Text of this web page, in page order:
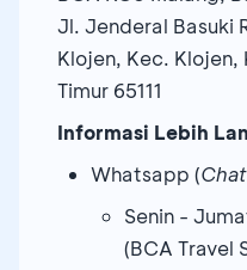
Jl. Jenderal Basuki
Klojen, Kec.
Timur 65111
Informasi Lebih
Whatsapp (
Senin -
(BCA Travel